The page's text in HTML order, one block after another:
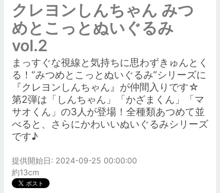
クレヨンしんちゃん みつ
めとこっとぬいぐるみ
vol.2
まっすぐな視線と気持ちに思わずきゅんとく
る！“みつめとこっとぬいぐるみ”シリーズに
『クレヨンしんちゃん』が仲間入りです☆
第2弾は「しんちゃん」「かざまくん」「マ
サオくん」の3人が登場！全種類あつめて並
べると、さらにかわいいぬいぐるみシリーズ
です♪
提供開始日: 2024-09-25 00:00:00
約13cm